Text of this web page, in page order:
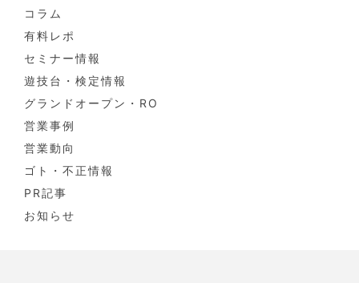
コラム
有料レポ
セミナー情報
遊技台・検定情報
グランドオープン・RO
営業事例
営業動向
ゴト・不正情報
PR記事
お知らせ